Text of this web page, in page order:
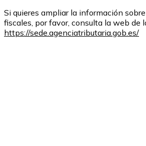
Si quieres ampliar la información
fiscales, por favor, consulta la web de
https://sede.agenciatributaria.gob.es/